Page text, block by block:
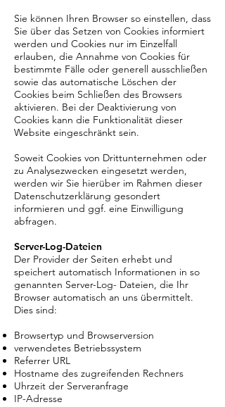
Sie können Ihren Browser so einstellen, dass
Sie über das Setzen von Cookies informiert
werden und Cookies nur im Einzelfall
erlauben, die Annahme von Cookies für
bestimmte Fälle oder generell ausschließen
sowie das automatische Löschen der
Cookies beim Schließen des Browsers
aktivieren. Bei der Deaktivierung von
Cookies kann die Funktionalität dieser
Website eingeschränkt sein.
Soweit Cookies von Drittunternehmen oder
zu Analysezwecken eingesetzt werden,
werden wir Sie hierüber im Rahmen dieser
Datenschutzerklärung gesondert
informieren und ggf. eine Einwilligung
abfragen.
Server-Log-Dateien
Der Provider der Seiten erhebt und
speichert automatisch Informationen in so
genannten Server-Log- Dateien, die Ihr
Browser automatisch an uns übermittelt.
Dies sind:
Browsertyp und Browserversion
verwendetes Betriebssystem
Referrer URL
Hostname des zugreifenden Rechners
Uhrzeit der Serveranfrage
IP-Adresse